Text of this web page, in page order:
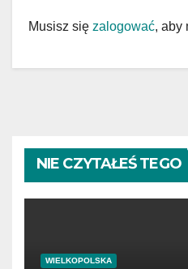
Musisz się zalogować, aby
NIE CZYTAŁEŚ TEGO
WIELKOPOLSKA